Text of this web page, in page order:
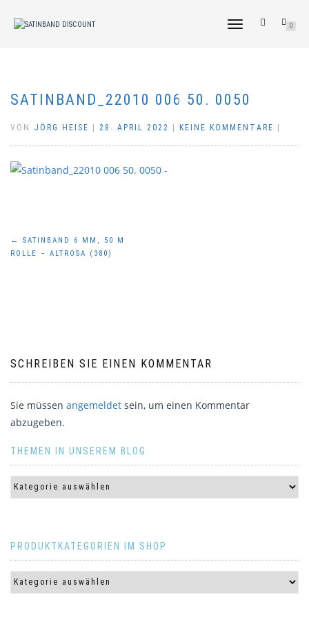
NAVIGATION
0
SATINBAND_22010 006 50. 0050
VON JÖRG HEISE 28. APRIL 2022 KEINE KOMMENTARE
Beitragsnavigation
←
SATINBAND 6 MM, 50 M
ROLLE – ALTROSA (380)
SCHREIBEN SIE EINEN KOMMENTAR
Sie müssen angemeldet sein, um einen Kommentar
abzugeben.
THEMEN IN UNSEREM BLOG
PRODUKTKATEGORIEN IM SHOP